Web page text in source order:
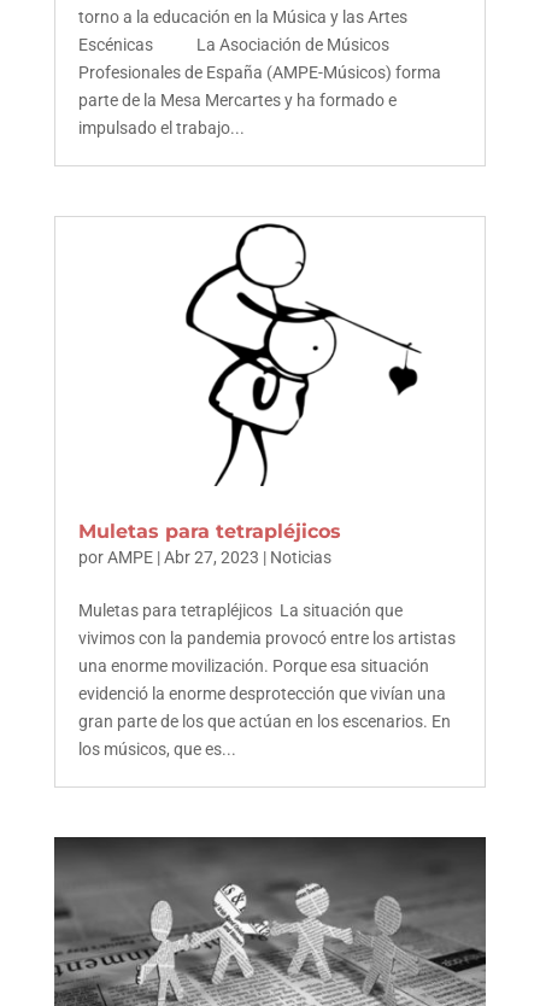
torno a la educación en la Música y las Artes
Escénicas La Asociación de Músicos
Profesionales de España (AMPE-Músicos) forma
parte de la Mesa Mercartes y ha formado e
impulsado el trabajo...
Muletas para tetrapléjicos
porAMPE|Abr 27, 2023 | Noticias
Muletas para tetrapléjicos La situación que
vivimos con la pandemia provocó entre los artistas
una enorme movilización. Porque esa situación
evidenció la enorme desprotección que vivían una
gran parte de los que actúan en los escenarios. En
los músicos, que es...